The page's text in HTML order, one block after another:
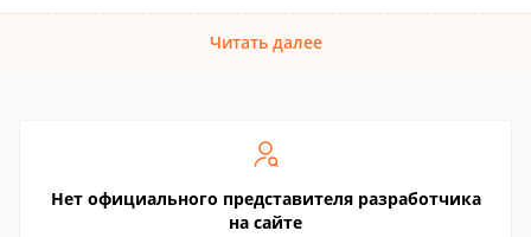
Читать далее
Нет официального представителя разработчика
на сайте